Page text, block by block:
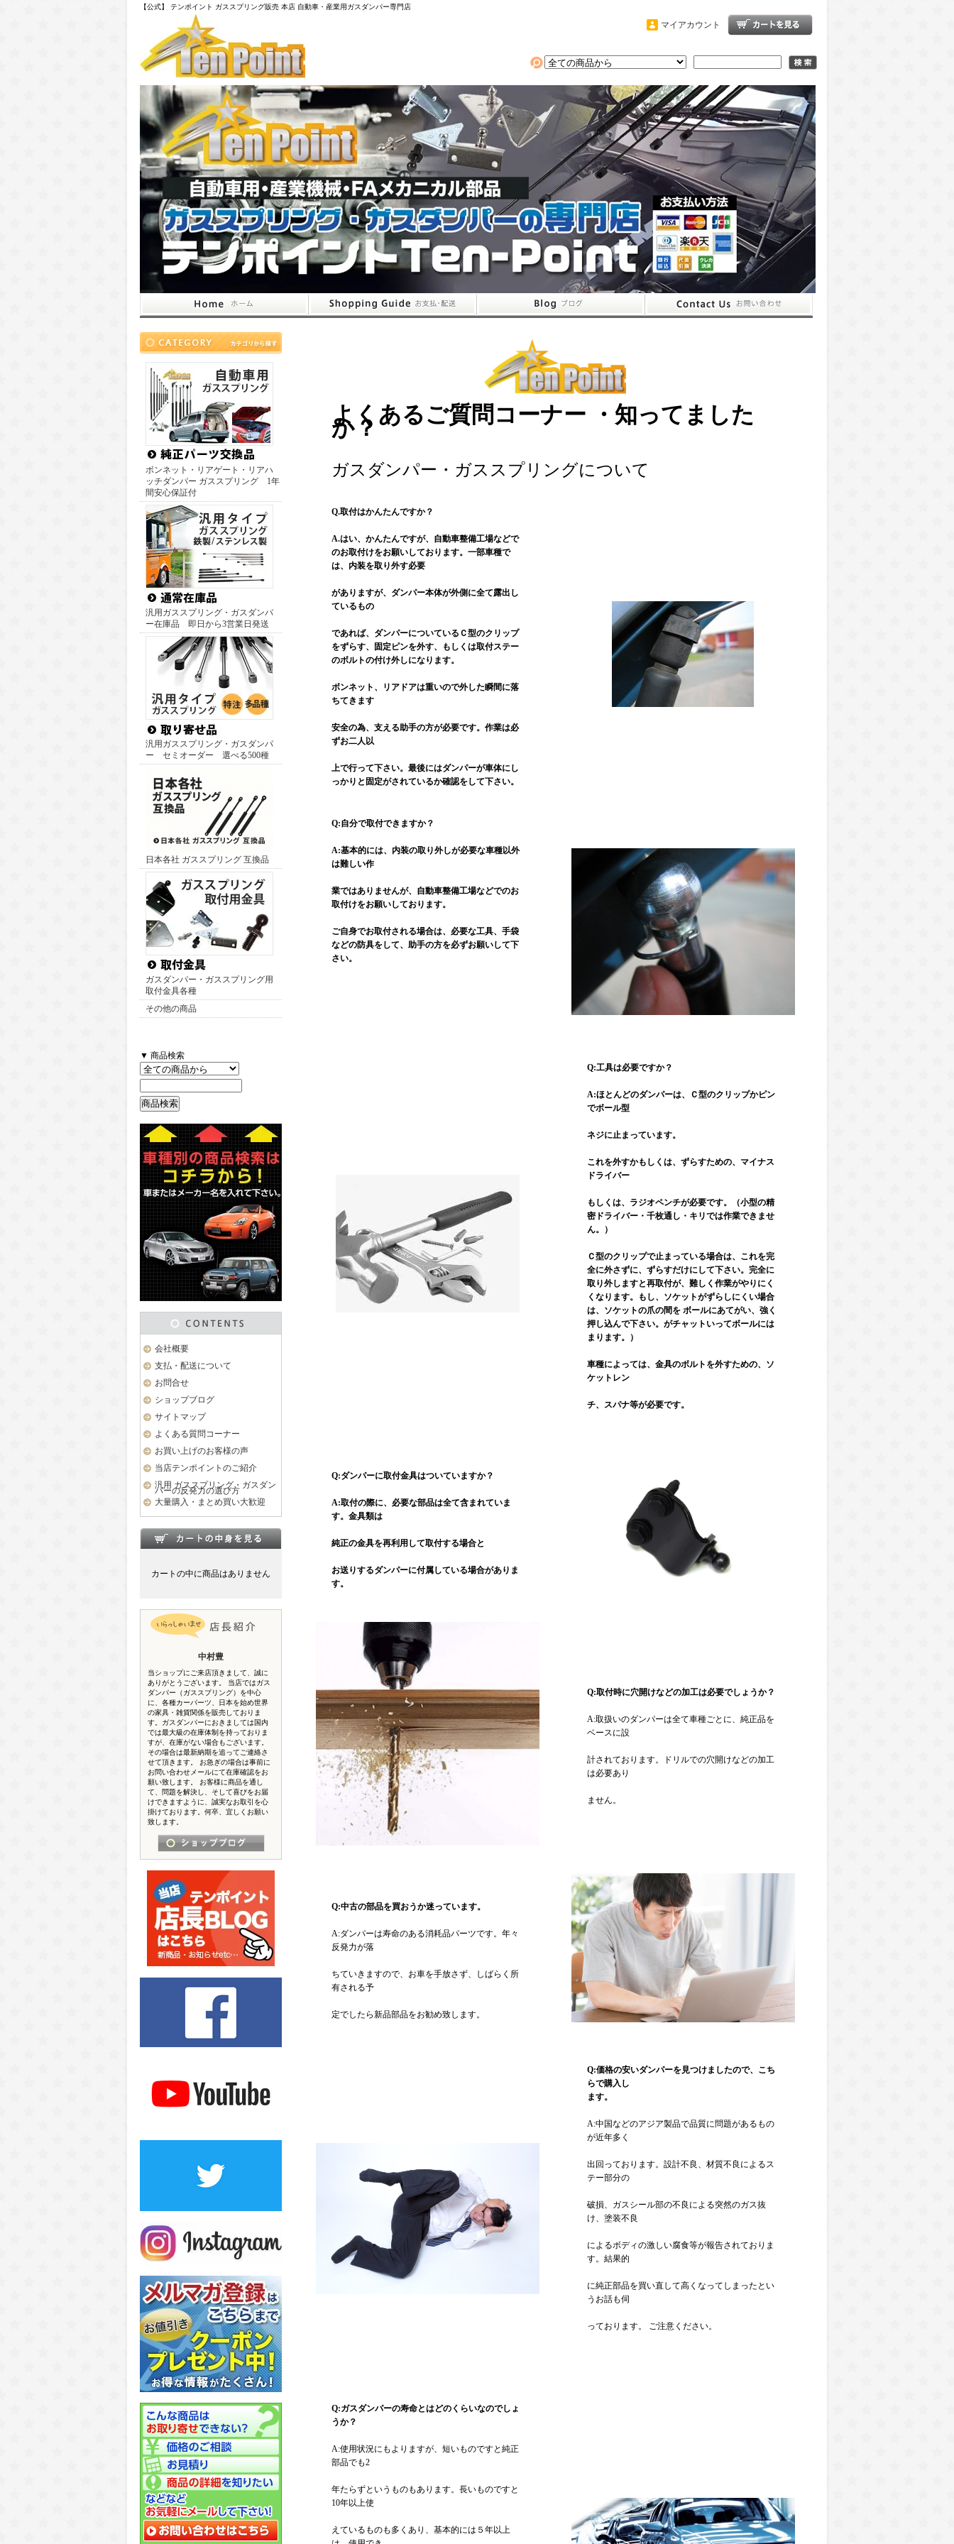
【公式】 テンポイント ガススプリング販売 本店 自動車・産業用ガスダンパー専門店
マイアカウント
ボンネット・リアゲート・リアハ
ッチダンパー ガススプリング 1年
間安心保証付
汎用ガススプリング・ガスダンパ
ー在庫品 即日から3営業日発送
汎用ガススプリング・ガスダンパ
ー セミオーダー 選べる500種
日本各社 ガススプリング 互換品
ガスダンパー・ガススプリング用
取付金具各種
その他の商品
▼ 商品検索
会社概要
支払・配送について
お問合せ
ショップブログ
サイトマップ
よくある質問コーナー
お買い上げのお客様の声
当店テンポイントのご紹介
汎用 ガススプリング・ガスダン
パーの反発力の選び方
大量購入・まとめ買い大歓迎
カートの中に商品はありません
中村豊
当ショップにご来店頂きまして、誠に
ありがとうございます。 当店ではガス
ダンパー（ガススプリング）を中心
に、各種カーパーツ、日本を始め世界
の家具・雑貨関係を販売しておりま
す。ガスダンパーにおきましては国内
では最大級の在庫体制を持っておりま
すが、在庫がない場合もございます。
その場合は最新納期を追ってご連絡さ
せて頂きます。 お急ぎの場合は事前に
お問い合わせメールにて在庫確認をお
願い致します。 お客様に商品を通し
て、問題を解決し、そして喜びをお届
けできますように、誠実なお取引を心
掛けております。何卒、宜しくお願い
致します。
よくあるご質問コーナー ・知ってました
か？
ガスダンパー・ガススプリングについて
Q.取付はかんたんですか？
A.はい、かんたんですが、自動車整備工場などで
のお取付けをお願いしております。一部車種で
は、内装を取り外す必要
がありますが、ダンパー本体が外側に全て露出し
ているもの
であれば、ダンパーについているＣ型のクリップ
をずらす、固定ピンを外す、もしくは取付ステー
のボルトの付け外しになります。
ボンネット、リアドアは重いので外した瞬間に落
ちてきます
安全の為、支える助手の方が必要です。作業は必
ずお二人以
上で行って下さい。最後にはダンパーが車体にし
っかりと固定がされているか確認をして下さい。
Q:自分で取付できますか？
A:基本的には、内装の取り外しが必要な車種以外
は難しい作
業ではありませんが、自動車整備工場などでのお
取付けをお願いしております。
ご自身でお取付される場合は、必要な工具、手袋
などの防具をして、助手の方を必ずお願いして下
さい。
Q:工具は必要ですか？
A:ほとんどのダンパーは、Ｃ型のクリップかピン
でボール型
ネジに止まっています。
これを外すかもしくは、ずらすための、マイナス
ドライバー
もしくは、ラジオペンチが必要です。（小型の精
密ドライバー・千枚通し・キリでは作業できませ
ん。）
Ｃ型のクリップで止まっている場合は、これを完
全に外さずに、ずらすだけにして下さい。完全に
取り外しますと再取付が、難しく作業がやりにく
くなります。もし、ソケットがずらしにくい場合
は、ソケットの爪の間を ボールにあてがい、強く
押し込んで下さい。がチャットいってボールには
まります。）
車種によっては、金具のボルトを外すための、ソ
ケットレン
チ、スパナ等が必要です。
Q:ダンパーに取付金具はついていますか？
A:取付の際に、必要な部品は全て含まれていま
す。金具類は
純正の金具を再利用して取付する場合と
お送りするダンパーに付属している場合がありま
す。
Q:取付時に穴開けなどの加工は必要でしょうか？
A:取扱いのダンパーは全て車種ごとに、純正品を
ベースに設
計されております。ドリルでの穴開けなどの加工
は必要あり
ません。
Q:中古の部品を買おうか迷っています。
A:ダンパーは寿命のある消耗品パーツです。年々
反発力が落
ちていきますので、お車を手放さず、しばらく所
有される予
定でしたら新品部品をお勧め致します。
Q:価格の安いダンパーを見つけましたので、こち
らで購入し
ます。
A:中国などのアジア製品で品質に問題があるもの
が近年多く
出回っております。設計不良、材質不良によるス
テー部分の
破損、ガスシール部の不良による突然のガス抜
け、塗装不良
によるボディの激しい腐食等が報告されておりま
す。結果的
に純正部品を買い直して高くなってしまったとい
うお話も伺
っております。 ご注意ください。
Q:ガスダンパーの寿命とはどのくらいなのでしょ
うか？
A:使用状況にもよりますが、短いものですと純正
部品でも2
年たらずというものもあります。長いものですと
10年以上使
えているものも多くあり、基本的には５年以上